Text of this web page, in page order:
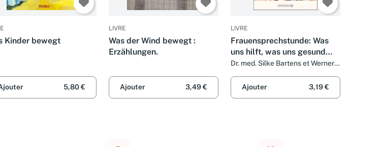
Kinder bewegt
5,80 €
LIVRE
Was der Wind bewegt :
Erzählungen.
Ajouter 3,49 €
LIVRE
Frauensprechstunde: Was
uns hilft, was uns gesund
macht
Dr. med. Silke Bartens et Werner
Ajouter
3,19 €